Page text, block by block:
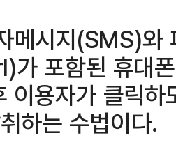
메시지(SMS)
가 포함된 휴대
이용자가 클릭
하는 수법이다.